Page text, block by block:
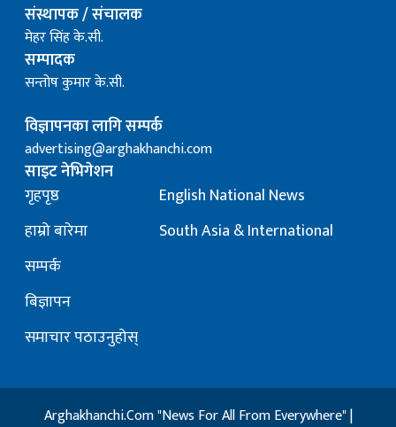
संस्थापक / संचालक
मेहर सिंह के.सी.
सम्पादक
सन्तोष कुमार के.सी.
विज्ञापनका लागि सम्पर्क
advertising@arghakhanchi.com
साइट नेभिगेशन
गृहपृष्ठ
हाम्रो बारेमा
सम्पर्क
बिज्ञापन
समाचार पठाउनुहोस्
English National News
South Asia & International
Arghakhanchi.Com "News For All From Everywhere" |